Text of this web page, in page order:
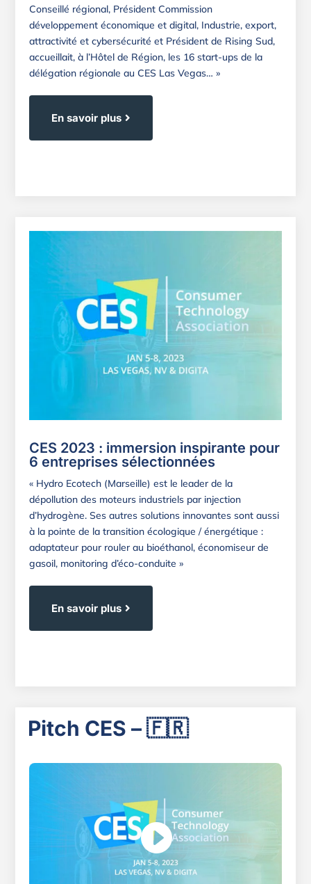
Conseillé régional, Président Commission
développement économique et digital, Industrie, export,
attractivité et cybersécurité et Président de Rising Sud,
accueillait, à l’Hôtel de Région, les 16 start-ups de la
délégation régionale au CES Las Vegas… »
En savoir plus
CES 2023 : immersion inspirante pour
6 entreprises sélectionnées
« Hydro Ecotech (Marseille) est le leader de la
dépollution des moteurs industriels par injection
d’hydrogène. Ses autres solutions innovantes sont aussi
à la pointe de la transition écologique / énergétique :
adaptateur pour rouler au bioéthanol, économiseur de
gasoil, monitoring d’éco-conduite »
En savoir plus
Pitch CES – 🇫🇷